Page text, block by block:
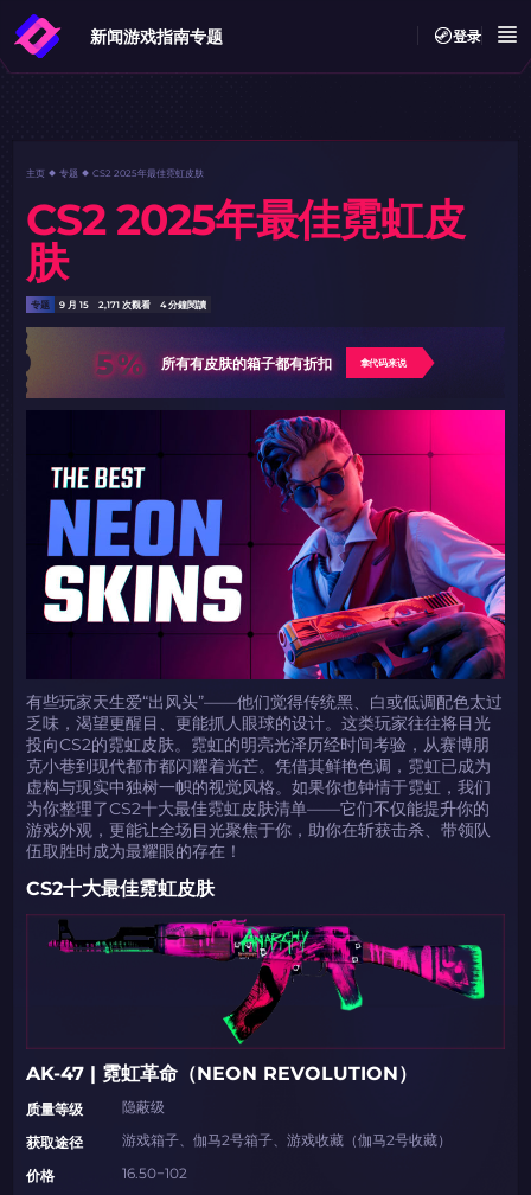
新闻游戏指南专题 登录
主页 专题 CS2 2025年最佳霓虹皮肤
CS2 2025年最佳霓虹皮
肤
专题 9 月 15 2,171 次觀看 4 分鐘閱讀
5% 所有有皮肤的箱子都有折扣 拿代码来说
有些玩家天生爱“出风头”——他们觉得传统黑、白或低调配色太过
乏味，渴望更醒目、更能抓人眼球的设计。这类玩家往往将目光
投向CS2的霓虹皮肤。霓虹的明亮光泽历经时间考验，从赛博朋
克小巷到现代都市都闪耀着光芒。凭借其鲜艳色调，霓虹已成为
虚构与现实中独树一帜的视觉风格。如果你也钟情于霓虹，我们
为你整理了CS2十大最佳霓虹皮肤清单——它们不仅能提升你的
游戏外观，更能让全场目光聚焦于你，助你在斩获击杀、带领队
伍取胜时成为最耀眼的存在！
CS2十大最佳霓虹皮肤
AK-47 | 霓虹革命（NEON REVOLUTION）
​​质量等级​​
隐蔽级
​​获取途径
游戏箱子、伽马2号箱子、游戏收藏（伽马2号收藏）
​​价格
16.50−102